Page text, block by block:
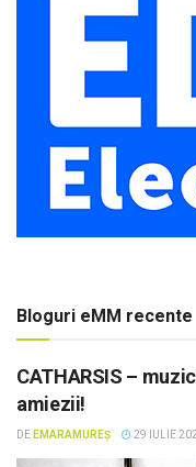
Bloguri eMM recente
CATHARSIS –
amiezii!
DE EMARAMUREȘ 29 IULIE